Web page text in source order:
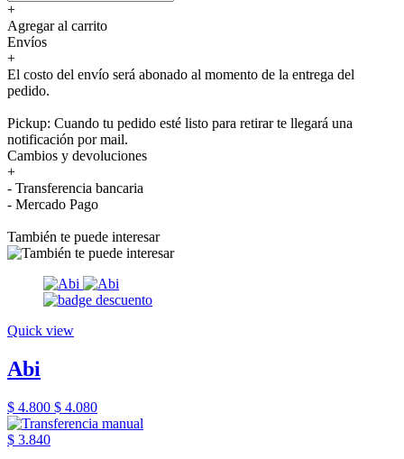
+
Agregar al carrito
Envíos
+
El costo del envío será abonado al momento de la entrega del
pedido.
Pickup: Cuando tu pedido esté listo para retirar te llegará una
notificación por mail.
Cambios y devoluciones
+
- Transferencia bancaria
- Mercado Pago
También te puede interesar
Quick view
Abi
$ 4.800 $ 4.080
$ 3.840